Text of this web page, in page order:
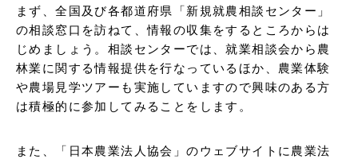
まず、全国及び各都道府県「新規就農相談センター」
の相談窓口を訪ねて、情報の収集をするところからは
じめましょう。相談センターでは、就業相談会から農
林業に関する情報提供を行なっているほか、農業体験
や農場見学ツアーも実施していますので興味のある方
は積極的に参加してみることをします。
また、「日本農業法人協会」のウェブサイトに農業法